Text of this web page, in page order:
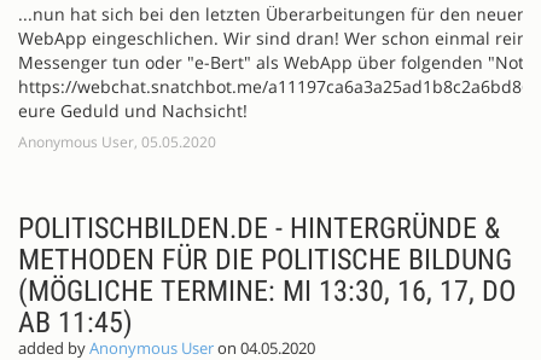
...nun hat sich bei den letzten Überarbeitungen für den neuen
WebApp eingeschlichen. Wir sind dran! Wer schon einmal
Messenger tun oder "e-Bert" als WebApp über folgenden
https://webchat.snatchbot.me/
eure Geduld und Nachsicht!
Anonymous User, 05.05.2020
POLITISCHBILDEN.DE - HINTERGRÜNDE &
METHODEN FÜR DIE POLITISCHE BILDUNG
(MÖGLICHE TERMINE: MI 13:30, 16, 17, DO
AB 11:45)
added byAnonymous Useron 04.05.2020